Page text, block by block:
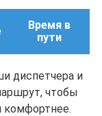
Время в
пути
диспетчера и
чтобы
комфортнее.